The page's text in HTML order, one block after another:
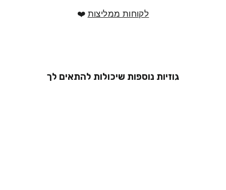
לקוחות ממליצות ❤️
גוזיות נוספות שיכולות להתאים לך